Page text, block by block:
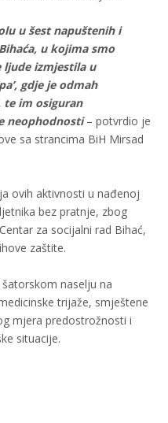
u šest napuštenih i
u kojima smo
ljude izmjestila u
gdje je odmah
te im osiguran
neophodnosti– potvrdio je
sa strancima BiH Mirsad
ovih aktivnosti u nađenoj
bez pratnje, zbog
za socijalni rad Bihać,
zaštite.
naselju na
trijaže, smještene
mjera predostrožnosti i
situacije.